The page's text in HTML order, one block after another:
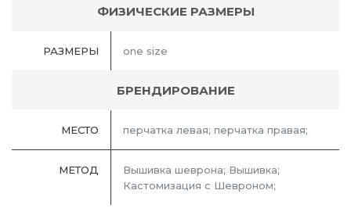
ФИЗИЧЕСКИЕ РАЗМЕРЫ
РАЗМЕРЫ one size
БРЕНДИРОВАНИЕ
МЕСТО перчатка левая; перчатка правая;
МЕТОД
Вышивка шеврона; Вышивка;
Кастомизация с Шевроном;